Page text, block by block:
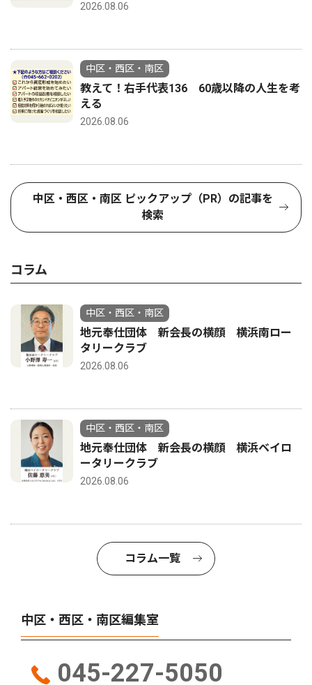
2026.08.06
中区・西区・南区
教えて！右手代表136 60歳以降の人生を考
える
2026.08.06
中区・西区・南区 ピックアップ（PR）の記事を
検索
コラム
中区・西区・南区
地元奉仕団体 新会長の横顔 横浜南ロー
タリークラブ
2026.08.06
中区・西区・南区
地元奉仕団体 新会長の横顔 横浜ベイロ
ータリークラブ
2026.08.06
コラム一覧
中区・西区・南区編集室
045-227-5050